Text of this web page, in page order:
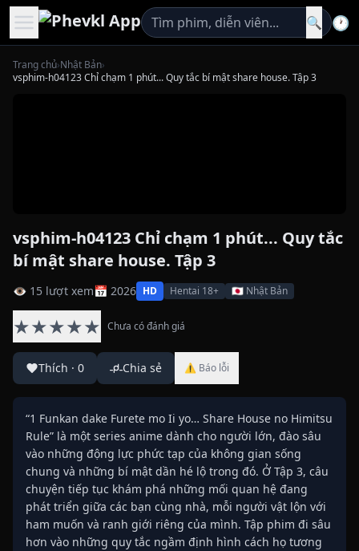
🔍 🕐
Trang chủ›Nhật Bản›
vsphim-h04123 Chỉ chạm 1 phút... Quy tắc bí mật share house. Tập 3
vsphim-h04123 Chỉ chạm 1 phút... Quy tắc
bí mật share house. Tập 3
👁 15 lượt xem📅 2026 HD Hentai 18+ 🇯🇵 Nhật Bản
★★★★★ Chưa có đánh giá
Thích · 0 Chia sẻ ⚠ Báo lỗi
“1 Funkan dake Furete mo Ii yo… Share House no Himitsu
Rule” là một series anime dành cho người lớn, đào sâu
vào những động lực phức tạp của không gian sống
chung và những bí mật dần hé lộ trong đó. Ở Tập 3, câu
chuyện tiếp tục khám phá những mối quan hệ đang
phát triển giữa các bạn cùng nhà, mỗi người vật lộn với
ham muốn và ranh giới riêng của mình. Tập phim đi sâu
hơn vào những quy tắc ngầm định hình cách họ tương